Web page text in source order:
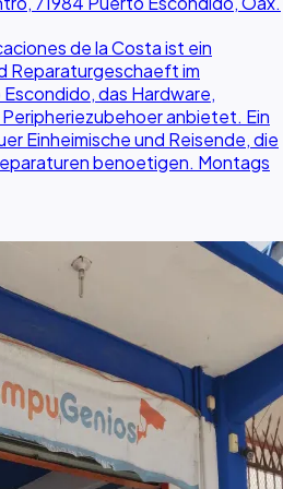
de la Costa ist ein
Reparaturgeschaeft im
das Hardware,
anbietet. Ein
Einheimische und Reisende, die
benoetigen. Montags